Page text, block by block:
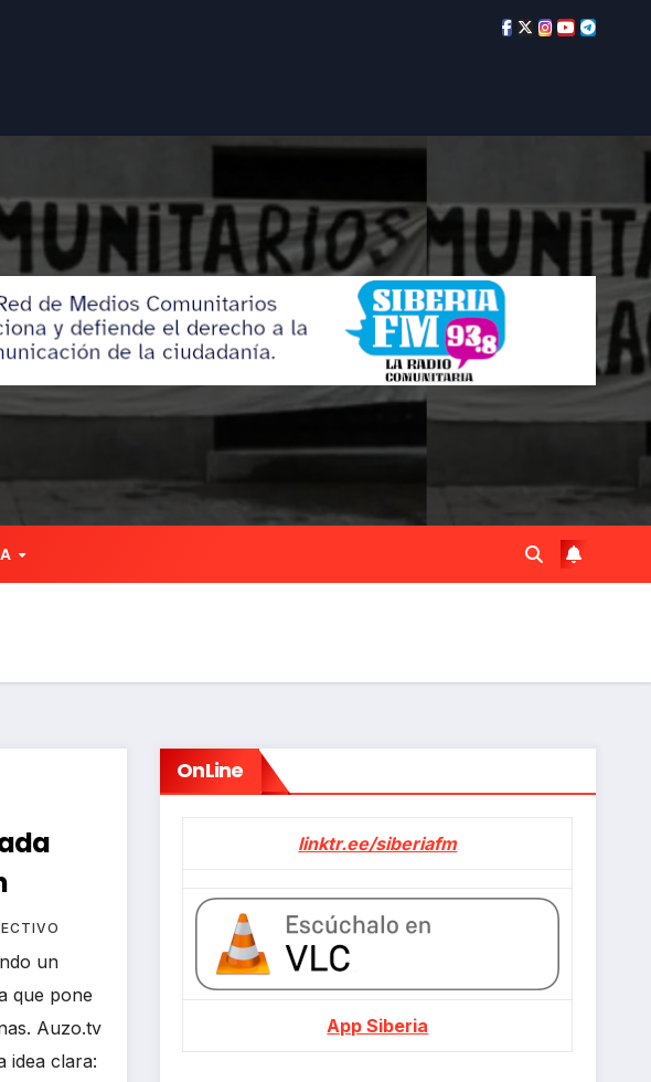
un
que pone
Auzo.tv
idea clara:
OnLine
linktr.ee/siberiafm
App Siberia